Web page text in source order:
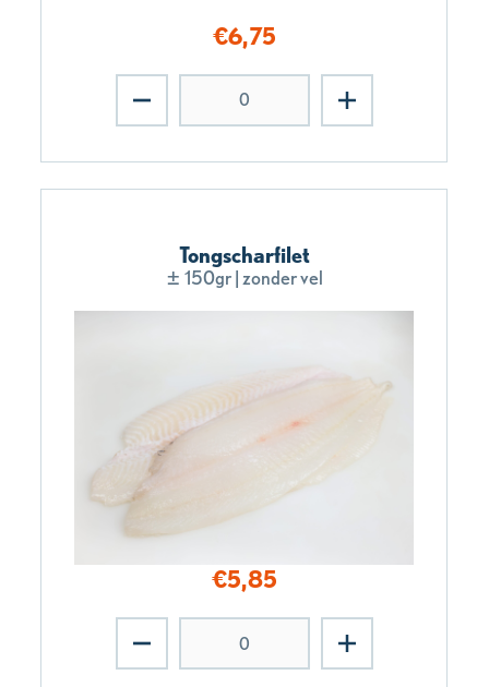
€6,75
Tongscharfilet
± 150gr | zonder vel
€5,85